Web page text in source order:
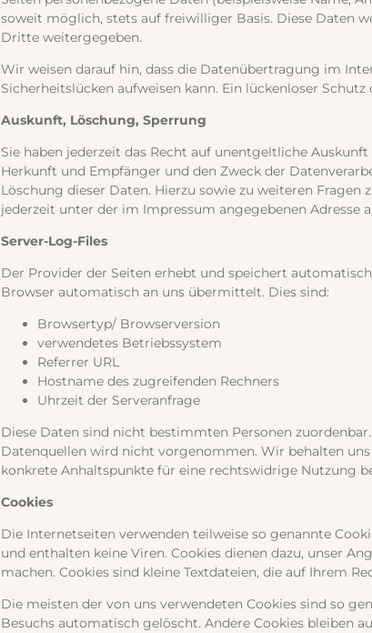
soweit möglich, stets auf freiwilliger Basis. Diese Daten
Dritte weitergegeben.
Wir weisen darauf hin, dass die Datenübertragung im
Sicherheitslücken aufweisen kann. Ein lückenloser
Auskunft, Löschung, Sperrung
Sie haben jederzeit das Recht auf unentgeltliche
Herkunft und Empfänger und den Zweck der
Löschung dieser Daten. Hierzu sowie zu weiteren Fragen
jederzeit unter der im Impressum angegebenen Adresse
Server-Log-Files
Der Provider der Seiten erhebt und speichert
Browser automatisch an uns übermittelt. Dies sind:
Browsertyp/ Browserversion
verwendetes Betriebssystem
Referrer URL
Hostname des zugreifenden Rechners
Uhrzeit der Serveranfrage
Diese Daten sind nicht bestimmten Personen
Datenquellen wird nicht vorgenommen. Wir behalten
konkrete Anhaltspunkte für eine rechtswidrige Nutzung
Cookies
Die Internetseiten verwenden teilweise so genannte
und enthalten keine Viren. Cookies dienen dazu, unser
machen. Cookies sind kleine Textdateien, die auf Ihrem
Die meisten der von uns verwendeten Cookies sind so
Besuchs automatisch gelöscht. Andere Cookies bleiben